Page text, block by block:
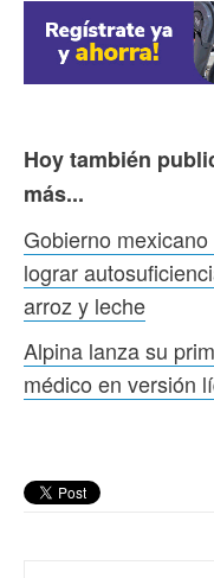
Hoy también
más...
Gobierno
lograr
arroz y leche
Alpina lanza su
médico en versión